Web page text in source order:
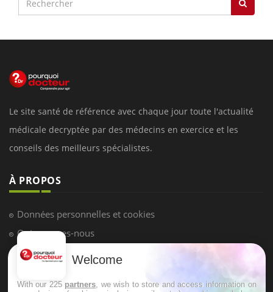
Le site santé de référence avec chaque jour toute l'actualité
médicale decryptée par des médecins en exercice et les
conseils des meilleurs spécialistes.
À PROPOS
Données personnelles et cookies
Qui sommes-nous
Conditions d'utilisation
Welcome
With our 225 partners , we wish to store and access information on